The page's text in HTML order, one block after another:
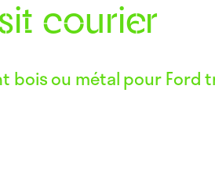
courier
bois ou métal pour Ford